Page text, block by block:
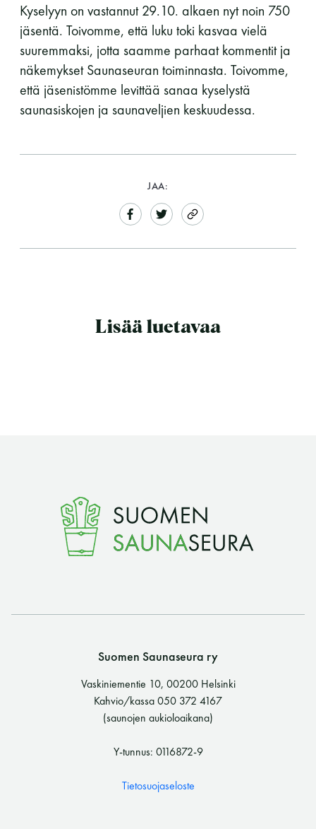
Kyselyyn on vastannut 29.10. alkaen nyt noin 750
jäsentä. Toivomme, että luku toki kasvaa vielä
suuremmaksi, jotta saamme parhaat kommentit ja
näkemykset Saunaseuran toiminnasta. Toivomme,
että jäsenistömme levittää sanaa kyselystä
saunasiskojen ja saunaveljien keskuudessa.
JAA:
Lisää luetavaa
Suomen Saunaseura ry
Vaskiniementie 10, 00200 Helsinki
Kahvio/kassa 050 372 4167
(saunojen aukioloaikana)
Y-tunnus: 0116872-9
Tietosuojaseloste